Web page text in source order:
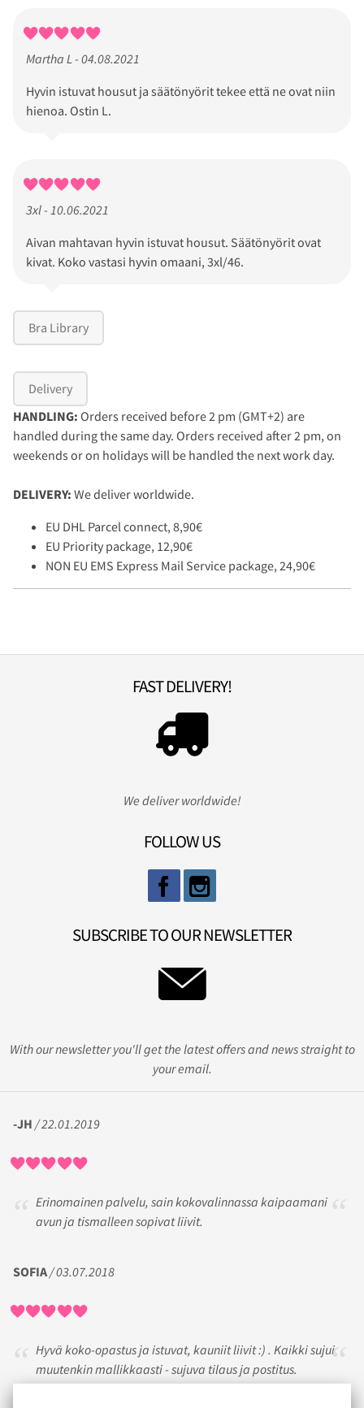
Martha L - 04.08.2021
Hyvin istuvat housut ja säätönyörit tekee että ne ovat niin
hienoa. Ostin L.
3xl - 10.06.2021
Aivan mahtavan hyvin istuvat housut. Säätönyörit ovat
kivat. Koko vastasi hyvin omaani, 3xl/46.
Bra Library
Delivery
HANDLING: Orders received before 2 pm (GMT+2) are
handled during the same day. Orders received after 2 pm, on
weekends or on holidays will be handled the next work day.
DELIVERY: We deliver worldwide.
EU DHL Parcel connect, 8,90€
EU Priority package, 12,90€
NON EU EMS Express Mail Service package, 24,90€
FAST DELIVERY!
We deliver worldwide!
FOLLOW US
SUBSCRIBE TO OUR NEWSLETTER
With our newsletter you'll get the latest offers and news straight to
your email.
-JH / 22.01.2019
Erinomainen palvelu, sain kokovalinnassa kaipaamani
avun ja tismalleen sopivat liivit.
SOFIA/ 03.07.2018
Hyvä koko-opastus ja istuvat, kauniit liivit :) . Kaikki sujui
muutenkin mallikkaasti - sujuva tilaus ja postitus.